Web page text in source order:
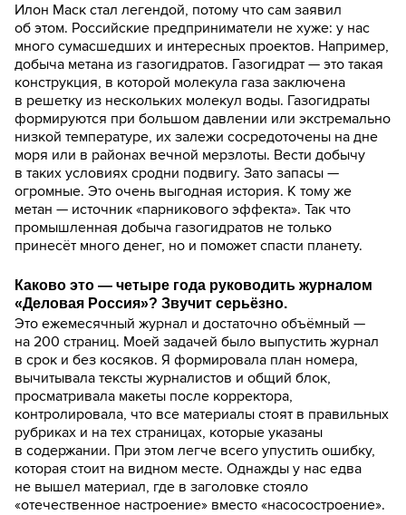
Илон Маск стал легендой, потому что сам заявил
об этом. Российские предприниматели не хуже: у нас
много сумасшедших и интересных проектов. Например,
добыча метана из газогидратов. Газогидрат — это такая
конструкция, в которой молекула газа заключена
в решетку из нескольких молекул воды. Газогидраты
формируются при большом давлении или экстремально
низкой температуре, их залежи сосредоточены на дне
моря или в районах вечной мерзлоты. Вести добычу
в таких условиях сродни подвигу. Зато запасы —
огромные. Это очень выгодная история. К тому же
метан — источник «парникового эффекта». Так что
промышленная добыча газогидратов не только
принесёт много денег, но и поможет спасти планету.
Каково это — четыре года руководить журналом
«Деловая Россия»? Звучит серьёзно.
Это ежемесячный журнал и достаточно объёмный —
на 200 страниц. Моей задачей было выпустить журнал
в срок и без косяков. Я формировала план номера,
вычитывала тексты журналистов и общий блок,
просматривала макеты после корректора,
контролировала, что все материалы стоят в правильных
рубриках и на тех страницах, которые указаны
в содержании. При этом легче всего упустить ошибку,
которая стоит на видном месте. Однажды у нас едва
не вышел материал, где в заголовке стояло
«отечественное настроение» вместо «насосостроение».